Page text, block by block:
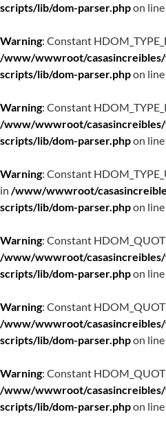
scripts/lib/dom-parser.phpon line
Warning: Constant
/www/wwwroot/
scripts/lib/dom-parser.phpon line
Warning: Constant
/www/wwwroot/
scripts/lib/dom-parser.phpon line
Warning: Constant
in /www/wwwroot/
scripts/lib/dom-parser.phpon line
Warning: Constant
/www/wwwroot/
scripts/lib/dom-parser.phpon line
Warning: Constant
/www/wwwroot/
scripts/lib/dom-parser.phpon line
Warning: Constant
/www/wwwroot/
scripts/lib/dom-parser.phpon line